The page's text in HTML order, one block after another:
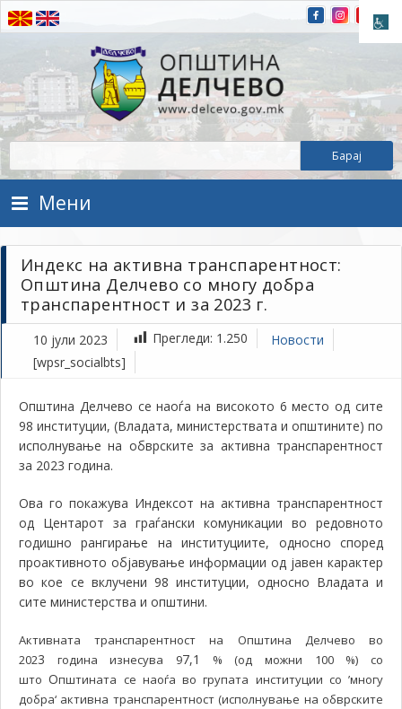
Прескокнете на содржината
Општина Делчево
Општина Делчево
Мени
Индекс на активна транспарентност:
Општина Делчево со многу добра
транспарентност и за 2023 г.
10 јули 2023 Прегледи: 1.250
Новости
[wpsr_socialbts]
Општина Делчево се наоѓа на високото 6 место од сите
98 институции, (Владата, министерствата и општините) по
исполнување на обврските за активна транспарентност
за 2023 година.
Ова го покажува Индексот на активна транспарентност
од Центарот за граѓански комуникации во редовното
годишно рангирање на институциите, односно според
проактивното објавување информации од јавен карактер
во кое се вклучени 98 институции, односно Владата и
сите министерства и општини.
Активната транспарентност на Општина Делчево во
2023 година изнесува 97,1
% (од можни 100 %) со
штоОпштината се наоѓа во групата институции со ’многу
добра‘ активна транспарентност (исполнување на обврските